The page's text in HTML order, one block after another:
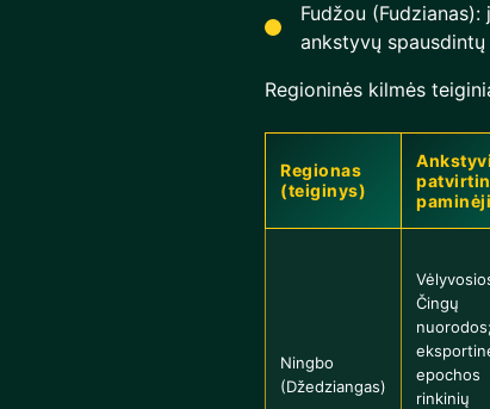
Fudžou
ankstyvų
Regioninės kilmės
Regionas
(teiginys)
Ningbo
(Džedziangas)
Čingų
nuorodos;
epochos
rinkinių